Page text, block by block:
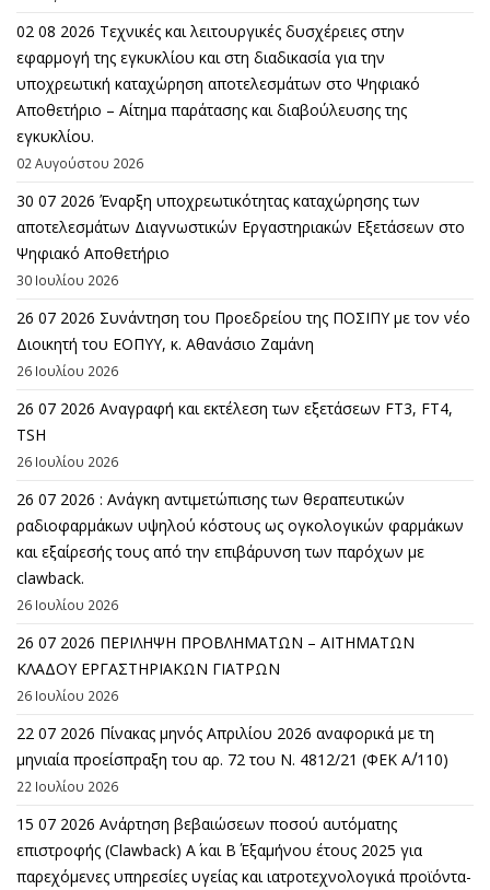
02 08 2026 Τεχνικές και λειτουργικές δυσχέρειες στην
εφαρμογή της εγκυκλίου και στη διαδικασία για την
υποχρεωτική καταχώρηση αποτελεσμάτων στο Ψηφιακό
Αποθετήριο – Αίτημα παράτασης και διαβούλευσης της
εγκυκλίου.
02 Αυγούστου 2026
30 07 2026 Έναρξη υποχρεωτικότητας καταχώρησης των
αποτελεσμάτων Διαγνωστικών Εργαστηριακών Εξετάσεων στο
Ψηφιακό Αποθετήριο
30 Ιουλίου 2026
26 07 2026 Συνάντηση του Προεδρείου της ΠΟΣΙΠΥ με τον νέο
Διοικητή του ΕΟΠΥΥ, κ. Αθανάσιο Ζαμάνη
26 Ιουλίου 2026
26 07 2026 Αναγραφή και εκτέλεση των εξετάσεων FT3, FT4,
TSH
26 Ιουλίου 2026
26 07 2026 : Ανάγκη αντιμετώπισης των θεραπευτικών
ραδιοφαρμάκων υψηλού κόστους ως ογκολογικών φαρμάκων
και εξαίρεσής τους από την επιβάρυνση των παρόχων με
clawback.
26 Ιουλίου 2026
26 07 2026 ΠΕΡΙΛΗΨΗ ΠΡΟΒΛΗΜΑΤΩΝ – ΑΙΤΗΜΑΤΩΝ
ΚΛΑΔΟΥ ΕΡΓΑΣΤΗΡΙΑΚΩΝ ΓΙΑΤΡΩΝ
26 Ιουλίου 2026
22 07 2026 Πίνακας μηνός Απριλίου 2026 αναφορικά με τη
μηνιαία προείσπραξη του αρ. 72 του Ν. 4812/21 (ΦΕΚ Α΄/110)
22 Ιουλίου 2026
15 07 2026 Ανάρτηση βεβαιώσεων ποσού αυτόματης
επιστροφής (Clawback) A΄ και Β΄ Εξαμήνου έτους 2025 για
παρεχόμενες υπηρεσίες υγείας και ιατροτεχνολογικά προϊόντα-